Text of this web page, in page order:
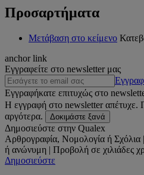
Προσαρτήματα
Μετάβαση στο κείμενο
anchor link
Εγγραφείτε στο newsletter μας
Εγγραφήκατε επιτυχώς στο
Η εγγραφή στο newsletter απέτυχε.
αργότερα.
Δοκιμάστε ξανά
Δημοσιεύστε στην Qualex
Αρθρογραφία, Νομολογία ή
ή ανώνυμη | Προβολή σε χιλιάδες
Δημοσιεύστε